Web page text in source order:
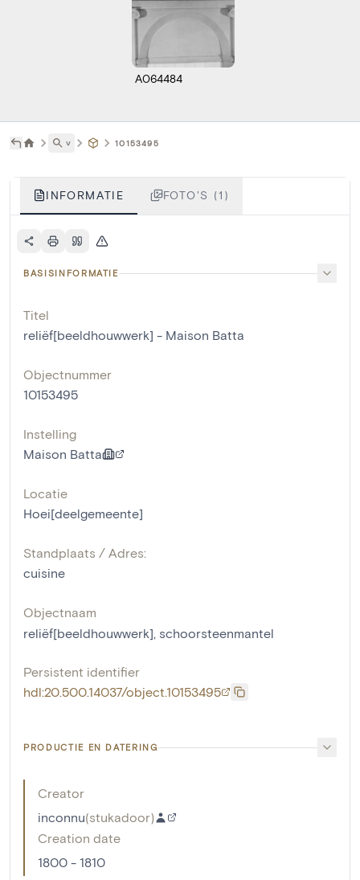
A064484
˅ 10153495
INFORMATIE FOTO'S (1)
BASISINFORMATIE
Titel
reliëf[beeldhouwwerk] - Maison Batta
Objectnummer
10153495
Instelling
Maison Batta
Locatie
Hoei[deelgemeente]
Standplaats / Adres:
cuisine
Objectnaam
reliëf[beeldhouwwerk], schoorsteenmantel
Persistent identifier
hdl:20.500.14037/object.10153495
PRODUCTIE EN DATERING
Creator
inconnu(stukadoor)
Creation date
1800 - 1810